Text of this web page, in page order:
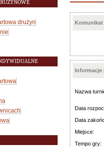
drużyn
Komunikat
Informacje
Nazwa
Data
Data
Miejsce:
Tempo gry: